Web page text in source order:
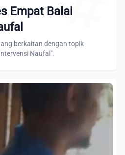
Empat Balai
berkaitan dengan topik
Naufal".